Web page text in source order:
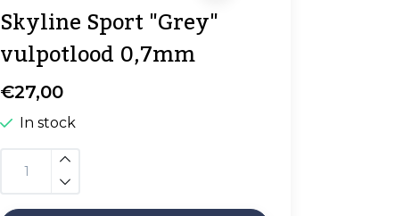
Skyline Sport "Grey"
vulpotlood 0,7mm
€27,00
In stock